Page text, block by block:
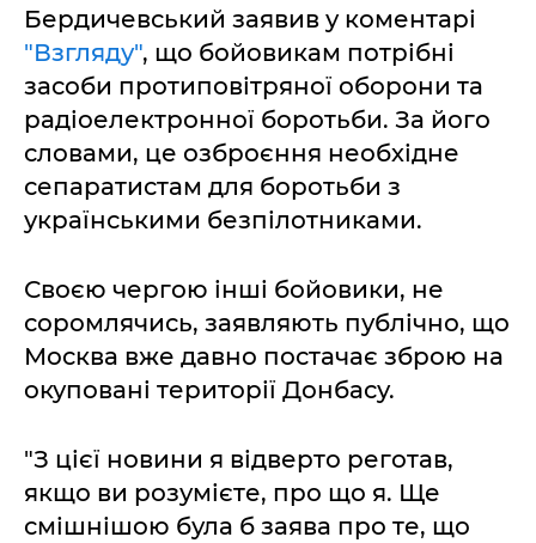
Бердичевський заявив у коментарі
"Взгляду", що бойовикам потрібні
засоби протиповітряної оборони та
радіоелектронної боротьби. За його
словами, це озброєння необхідне
сепаратистам для боротьби з
українськими безпілотниками.
Своєю чергою інші бойовики, не
соромлячись, заявляють публічно, що
Москва вже давно постачає зброю на
окуповані території Донбасу.
"З цієї новини я відверто реготав,
якщо ви розумієте, про що я. Ще
смішнішою була б заява про те, що